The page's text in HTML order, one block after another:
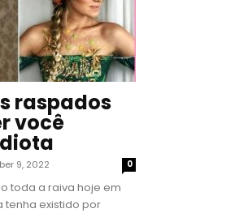
raspados
você
9, 2022 0
toda a raiva hoje em
tenha existido por